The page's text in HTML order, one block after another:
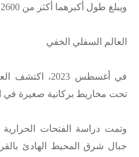
ويبلغ طول أكبرهما أكثر من 2600 قدم (800 متر).
العالم السفلي الخفي
في أغسطس 2023،
تحت مخاريط بركانية صغيرة في
وتمت دراسة الفتحات
جبال شرق المحيط الهادئ